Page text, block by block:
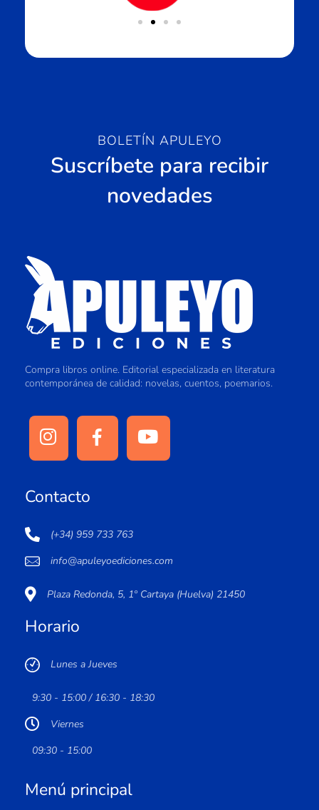
BOLETÍN APULEYO
Suscríbete para recibir
novedades
Compra libros online. Editorial especializada en literatura
contemporánea de calidad: novelas, cuentos, poemarios.
Contacto
(+34) 959 733 763
info@apuleyoediciones.com
Plaza Redonda, 5, 1º Cartaya (Huelva) 21450
Horario
Lunes a Jueves
9:30 - 15:00 / 16:30 - 18:30
Viernes
09:30 - 15:00
Menú principal